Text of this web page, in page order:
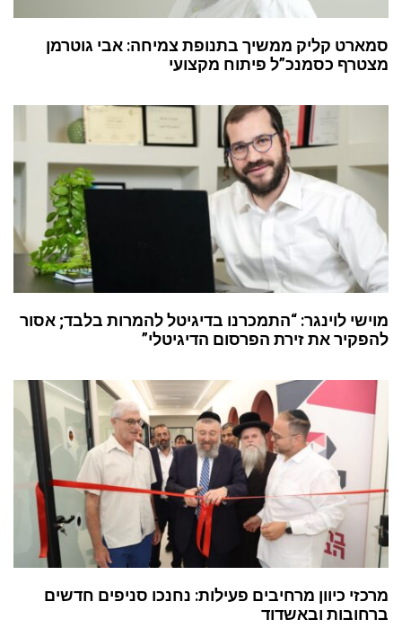
סמארט קליק ממשיך בתנופת צמיחה: אבי גוטרמן
מצטרף כסמנכ”ל פיתוח מקצועי
מוישי לוינגר: “התמכרנו בדיגיטל להמרות בלבד; אסור
להפקיר את זירת הפרסום הדיגיטלי”
מרכזי כיוון מרחיבים פעילות: נחנכו סניפים חדשים
ברחובות ובאשדוד